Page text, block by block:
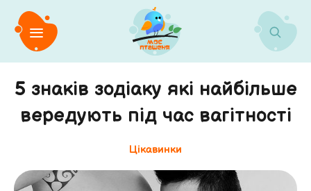
5 знаків зодіаку які найбільше
вередують під час вагітності
Цікавинки